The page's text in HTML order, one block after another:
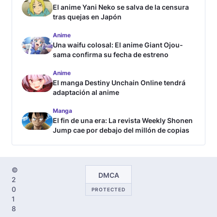
El anime Yani Neko se salva de la censura
tras quejas en Japón
Anime
Una waifu colosal: El anime Giant Ojou-
sama confirma su fecha de estreno
Anime
El manga Destiny Unchain Online tendrá
adaptación al anime
Manga
El fin de una era: La revista Weekly Shonen
Jump cae por debajo del millón de copias
©
2
0
1
8
DMCA
PROTECTED